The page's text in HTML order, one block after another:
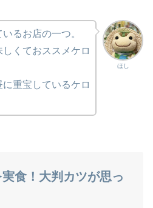
ほし
るお店の一つ。
くておススメケロ
重宝しているケロ
食！大判カツが思っ